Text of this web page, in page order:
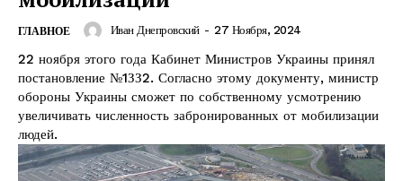
ГЛАВНОЕ Иван Днепровский - 27 Ноября, 2024
22 ноября этого года Кабинет Министров Украины принял
постановление №1ЗЗ2. Согласно этому документу, министр
обороны Украины сможет по собственному усмотрению
увеличивать численность забронированных от мобилизации
людей.